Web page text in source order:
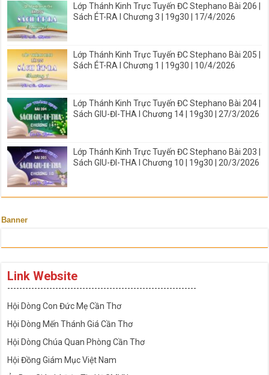
Lớp Thánh Kinh Trực Tuyến ĐC Stephano Bài 206 |
Sách ÉT-RA I Chương 3 | 19g30 | 17/4/2026
Lớp Thánh Kinh Trực Tuyến ĐC Stephano Bài 205 |
Sách ÉT-RA I Chương 1 | 19g30 | 10/4/2026
Lớp Thánh Kinh Trực Tuyến ĐC Stephano Bài 204 |
Sách GIU-ĐI-THA I Chương 14 | 19g30 | 27/3/2026
Lớp Thánh Kinh Trực Tuyến ĐC Stephano Bài 203 |
Sách GIU-ĐI-THA I Chương 10 | 19g30 | 20/3/2026
Banner
Link Website
---------------------------------------------------------------
Hội Dòng Con Đức Mẹ Cần Thơ
Hội Dòng Mến Thánh Giá Cần Thơ
Hội Dòng Chúa Quan Phòng Cần Thơ
Hội Đồng Giám Mục Việt Nam